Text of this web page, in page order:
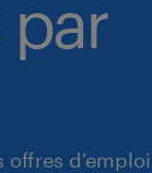
par
offres d'emploi